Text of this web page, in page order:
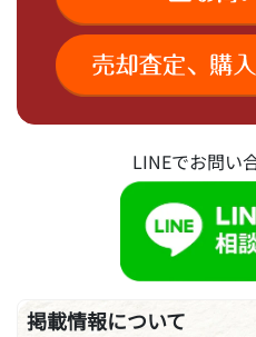
LINEでお問い
掲載情報について